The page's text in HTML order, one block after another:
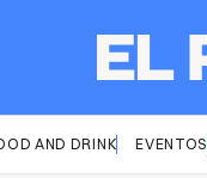
AND DRINK EVENTOS